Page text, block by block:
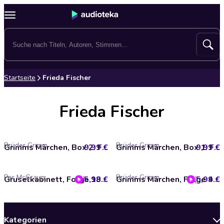
Startseite Frieda Fischer
Frieda Fischer
Grimms Märchen, Box 2: Folgen 4, 5, 6
Brüder Grimm 9,99 € Grimms Märchen, Box 1: Folgen 1, 2, 3
Brüder Grimm 9,99 €
Gruselkabinett, Folge 189: Heimlich
Per McGraup 5,99 € Grimms Märchen, Folge 4: Schneewittchen / Von dem Fischer und seiner Frau / Der Wolf und die sieben jungen Geißlein
Brüder Grimm 5,99 €
Kategorien